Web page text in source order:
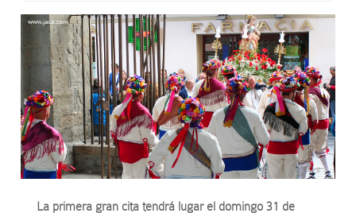
La primera gran cita tendrá lugar el domingo 31 de